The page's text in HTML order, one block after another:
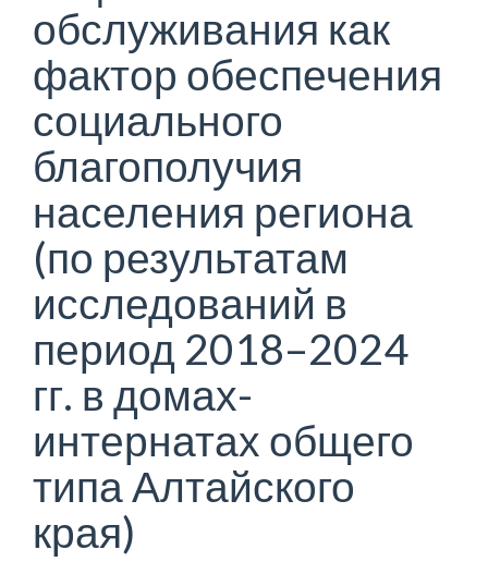
обслуживания как
фактор обеспечения
социального
благополучия
населения региона
(по результатам
исследований в
период 2018–2024
гг. в домах-
интернатах общего
типа Алтайского
края)